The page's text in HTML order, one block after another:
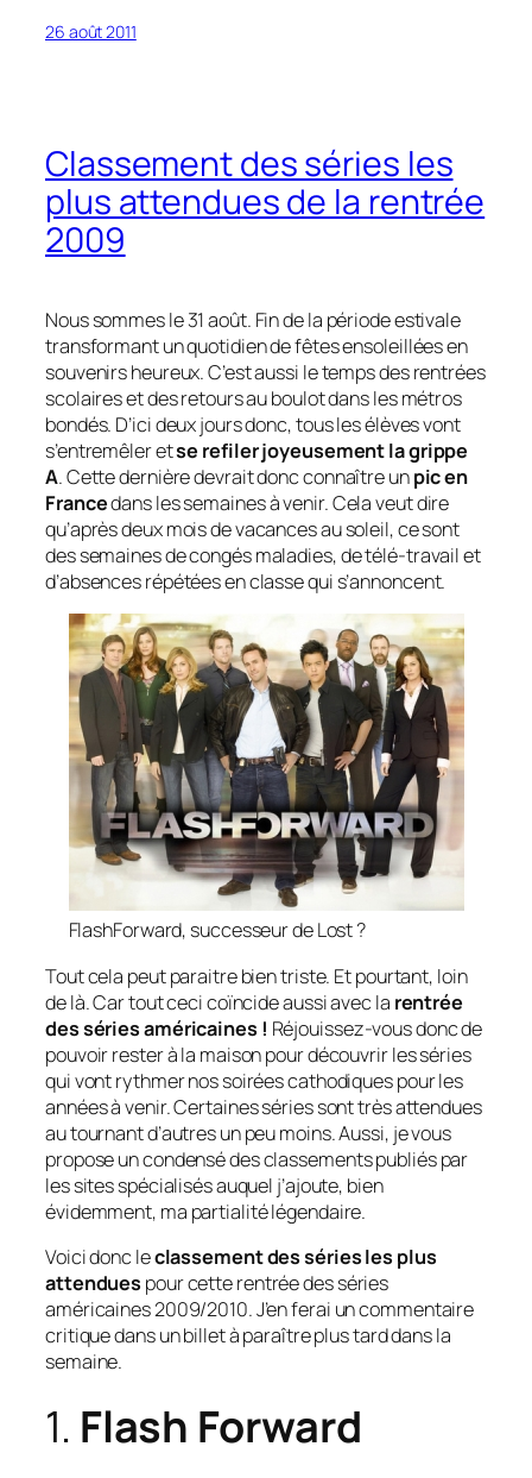
26 août 2011
Classement des séries les
plus attendues de la rentrée
2009
Nous sommes le 31 août. Fin de la période estivale
transformant un quotidien de fêtes ensoleillées en
souvenirs heureux. C’est aussi le temps des rentrées
scolaires et des retours au boulot dans les métros
bondés. D’ici deux jours donc, tous les élèves vont
s’entremêler etse refiler joyeusement la grippe
A. Cette dernière devrait donc connaître unpic en
Francedans les semaines à venir. Cela veut dire
qu’après deux mois de vacances au soleil, ce sont
des semaines de congés maladies, de télé-travail et
d’absences répétées en classe qui s’annoncent.
FlashForward, successeur de Lost ?
Tout cela peut paraitre bien triste. Et pourtant, loin
de là. Car tout ceci coïncide aussi avec la rentrée
des séries américaines ! Réjouissez-vous donc de
pouvoir rester à la maison pour découvrir les séries
qui vont rythmer nos soirées cathodiques pour les
années à venir. Certaines séries sont très attendues
au tournant d’autres un peu moins. Aussi, je vous
propose un condensé des classements publiés par
les sites spécialisés auquel j’ajoute, bien
évidemment, ma partialité légendaire.
Voici donc leclassement des séries les plus
attendues pour cette rentrée des séries
américaines 2009/2010. J’en ferai un commentaire
critique dans un billet à paraître plus tard dans la
semaine.
1. Flash Forward